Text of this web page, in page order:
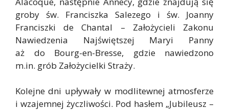
groby św. Franciszka Salezego i św. Joanny
Franciszki de Chantal – Założycieli Zakonu
Nawiedzenia Najświętszej Maryi Panny
aż do Bourg-en-Bresse, gdzie nawiedzono
m.in. grób Założycielki Straży.
Kolejne dni upływały w modlitewnej atmosferze
i wzajemnej życzliwości. Pod hasłem „Jubileusz –